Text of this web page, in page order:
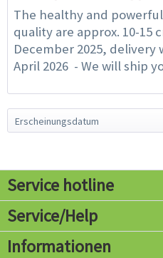
The healthy and
quality are approx. 10-15
December 2025,
April 2026 - We will ship
Service hotline
Service/Help
Informationen